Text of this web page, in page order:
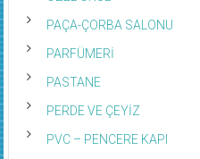
PAÇA-ÇORBA SALONU
PARFÜMERİ
PASTANE
PERDE VE ÇEYİZ
PVC – PENCERE KAPI